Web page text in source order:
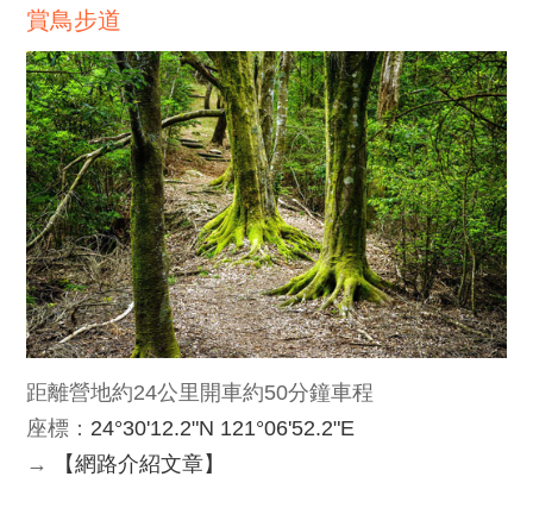
賞鳥步道
距離營地約24公里開車約50分鐘車程
座標： 24°30'12.2"N 121°06'52.2"E
→
【網路介紹文章】